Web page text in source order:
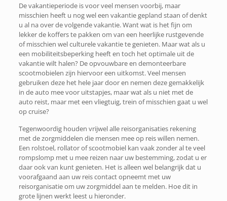
De vakantieperiode is voor veel mensen voorbij, maar
misschien heeft u nog wel een vakantie gepland staan of denkt
u al na over de volgende vakantie. Want wat is het fijn om
lekker de koffers te pakken om van een heerlijke rustgevende
of misschien wel culturele vakantie te genieten. Maar wat als u
een mobiliteitsbeperking heeft en toch het optimale uit de
vakantie wilt halen? De opvouwbare en demonteerbare
scootmobielen zijn hiervoor een uitkomst. Veel mensen
gebruiken deze het hele jaar door en nemen deze gemakkelijk
in de auto mee voor uitstapjes, maar wat als u niet met de
auto reist, maar met een vliegtuig, trein of misschien gaat u wel
op cruise?
Tegenwoordig houden vrijwel alle reisorganisaties rekening
met de zorgmiddelen die mensen mee op reis willen nemen.
Een rolstoel, rollator of scootmobiel kan vaak zonder al te veel
rompslomp met u mee reizen naar uw bestemming, zodat u er
daar ook van kunt genieten. Het is alleen wel belangrijk dat u
voorafgaand aan uw reis contact opneemt met uw
reisorganisatie om uw zorgmiddel aan te melden. Hoe dit in
grote lijnen werkt leest u hieronder.